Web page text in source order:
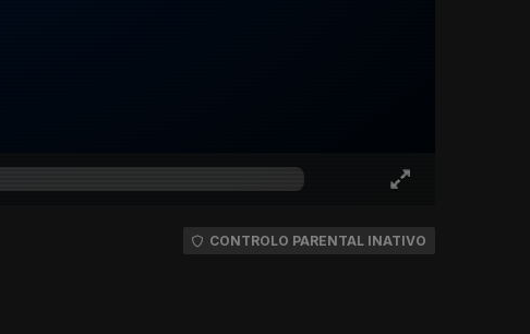
CONTROLO PARENTAL INATIVO